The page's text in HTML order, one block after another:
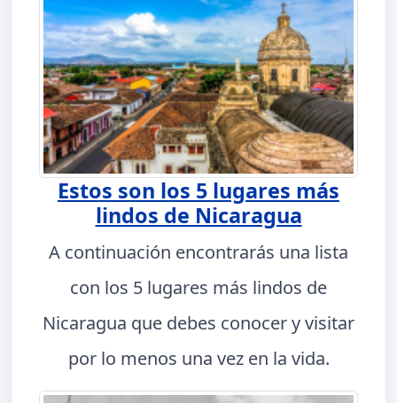
Estos son los 5 lugares más
lindos de Nicaragua
A continuación encontrarás una lista
con los 5 lugares más lindos de
Nicaragua que debes conocer y visitar
por lo menos una vez en la vida.